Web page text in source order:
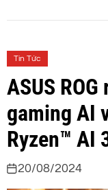
Tin Tức
ASUS
gaming AI
Ryzen™ AI
Việt Nam
20/08/2024